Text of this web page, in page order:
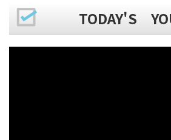
TODAY'S